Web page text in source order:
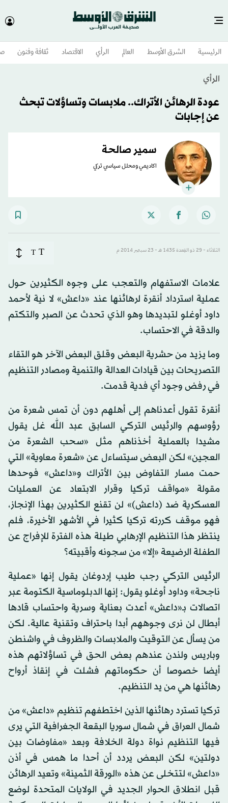
الرئيسية الشرق الأوسط​ العالم الرأي الاقتصاد ثقافة وفنون
الرأي
عودة الرهائن الأتراك.. ملابسات وتساؤلات تبحث
عن إجابات
سمير صالحة
اكاديمي ومحلل سياسي تركي
الثلاثاء - 29 ذو القِعدة 1435 هـ - 23 سبتمبر 2014 م T
T
علامات الاستفهام والتعجب على وجوه الكثيرين حول
عملية استرداد أنقرة لرهائنها عند «داعش» لا نية لأحمد
داود أوغلو لتبديدها وهو الذي تحدث عن الصبر والتكتم
والدقة في الاحتساب.
وما يزيد من حشرية البعض وقلق البعض الآخر هو التقاء
التصريحات بين قيادات العدالة والتنمية ومصادر التنظيم
في رفض وجود أي فدية قدمت.
أنقرة تقول أعدناهم إلى أهلهم دون أن تمس شعرة من
رؤوسهم والرئيس التركي السابق عبد الله غل يقول
مشيدا بالعملية أخذناهم مثل «سحب الشعرة من
العجين» لكن البعض سيتساءل عن «شعرة معاوية» التي
حمت مسار التفاوض بين الأتراك و«داعش» فوحدها
مقولة «مواقف تركيا وقرار الابتعاد عن العمليات
العسكرية ضد (داعش)» لن تقنع الكثيرين بهذا الإنجاز،
فهو موقف كررته تركيا كثيرا في الأشهر الأخيرة، فلم
ينتظر هذا التنظيم الإرهابي طيلة هذه الفترة للإفراج عن
الطفلة الرضيعة «إلا» من سجونه وأقبيته؟
الرئيس التركي رجب طيب إردوغان يقول إنها «عملية
ناجحة» وداود أوغلو يقول: إنها الدبلوماسية الكتومة عبر
اتصالات بـ«داعش» أعدت بعناية وسرية واحتساب قادها
أبطال لن نرى وجوههم أبدا باحتراف وتقنية عالية. لكن
من يسأل عن التوقيت والملابسات والظروف في واشنطن
وباريس ولندن عندهم بعض الحق في تساؤلاتهم هذه
أيضا خصوصا أن حكوماتهم فشلت في إنقاذ أرواح
رهائنها هي من يد التنظيم.
تركيا تسترد رهائنها الذين اختطفهم تنظيم «داعش» من
شمال العراق في شمال سوريا البقعة الجغرافية التي يرى
فيها التنظيم نواة دولة الخلافة وبعد «مفاوضات بين
دولتين» لكن البعض يردد أن أحدا ما همس في أذن
«داعش» لتتخلى عن هذه «الورقة الثمينة» وتعيد الرهائن
قبل انطلاق الحوار الجديد في الولايات المتحدة لوضع